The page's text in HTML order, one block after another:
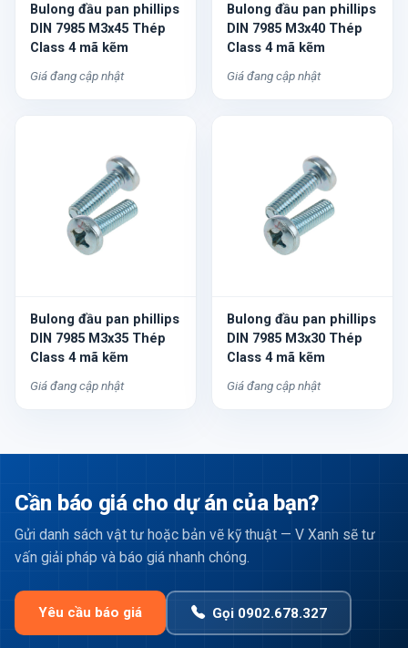
Bulong đầu pan phillips
DIN 7985 M3x45 Thép
Class 4 mã kẽm
Giá đang cập nhật
Bulong đầu pan phillips
DIN 7985 M3x40 Thép
Class 4 mã kẽm
Giá đang cập nhật
Bulong đầu pan phillips
DIN 7985 M3x35 Thép
Class 4 mã kẽm
Giá đang cập nhật
Bulong đầu pan phillips
DIN 7985 M3x30 Thép
Class 4 mã kẽm
Giá đang cập nhật
Cần báo giá cho dự án của bạn?
Gửi danh sách vật tư hoặc bản vẽ kỹ thuật — V Xanh sẽ tư
vấn giải pháp và báo giá nhanh chóng.
Yêu cầu báo giá Gọi 0902.678.327